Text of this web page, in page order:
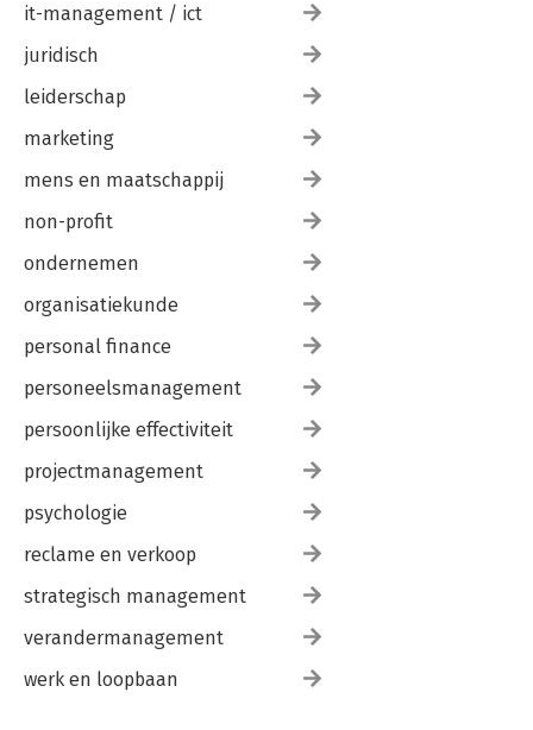
it-management / ict
juridisch
leiderschap
marketing
mens en maatschappij
non-profit
ondernemen
organisatiekunde
personal finance
personeelsmanagement
persoonlijke effectiviteit
projectmanagement
psychologie
reclame en verkoop
strategisch management
verandermanagement
werk en loopbaan